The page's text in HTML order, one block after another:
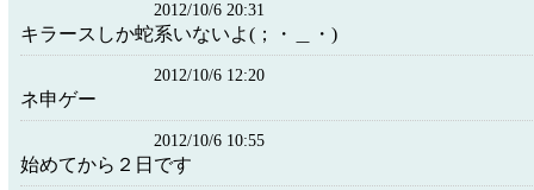
2012/10/6 20:31
キラースしか蛇系いないよ(；・＿・)
2012/10/6 12:20
ネ申ゲー
2012/10/6 10:55
始めてから２日です